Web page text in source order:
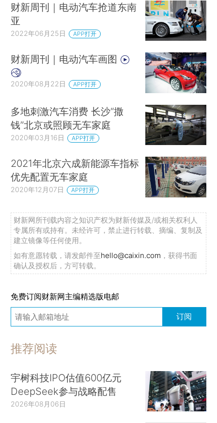
财新周刊｜电动汽车抢道东南
亚
2022年06月25日 APP打开
财新周刊｜电动汽车画图
2020年08月22日 APP打开
多地刺激汽车消费 长沙“撒
钱”北京或照顾无车家庭
2020年03月16日 APP打开
2021年北京六成新能源车指标
优先配置无车家庭
2020年12月07日 APP打开
财新网所刊载内容之知识产权为财新传媒及/或相关权利人
专属所有或持有。未经许可，禁止进行转载、摘编、复制及
建立镜像等任何使用。
如有意愿转载，请发邮件至hello@caixin.com ，获得书面
确认及授权后，方可转载。
免费订阅财新网主编精选版电邮
订阅
推荐阅读
宇树科技IPO估值600亿元
DeepSeek参与战略配售
2026年08月06日